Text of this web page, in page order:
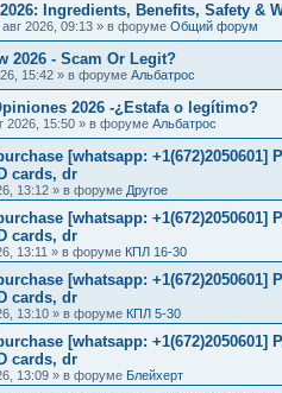
Ingredients, Benefits, Safety &
2026, 09:13 » в форуме Общий форум
2026 - Scam Or Legit?
15:42 » в форуме Альбатрос
2026 -¿Estafa o legítimo?
2026, 15:50 » в форуме Альбатрос
[whatsapp: +1(672)2050601]
cards, dr
13:12 » в форуме Другое
[whatsapp: +1(672)2050601]
cards, dr
13:11 » в форуме КПЛ 16-30
[whatsapp: +1(672)2050601]
cards, dr
13:10 » в форуме КПЛ 5-30
[whatsapp: +1(672)2050601]
cards, dr
13:09 » в форуме Блейхерт